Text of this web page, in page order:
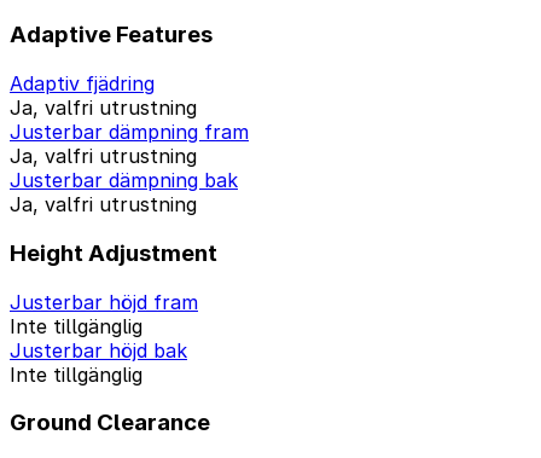
Adaptive Features
Adaptiv fjädring
Ja, valfri utrustning
Justerbar dämpning fram
Ja, valfri utrustning
Justerbar dämpning bak
Ja, valfri utrustning
Height Adjustment
Justerbar höjd fram
Inte tillgänglig
Justerbar höjd bak
Inte tillgänglig
Ground Clearance